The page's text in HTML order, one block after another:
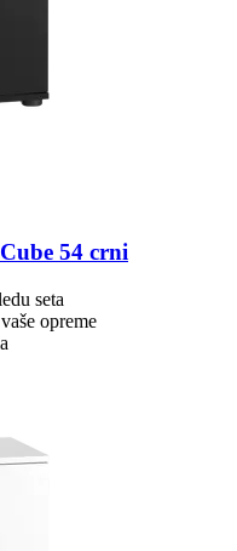
54 crni
seta
opreme